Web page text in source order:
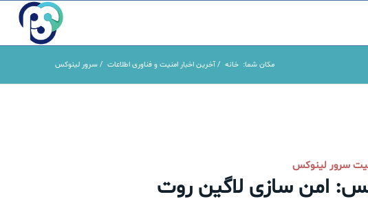
مکان شما: خانه / آخرین اخبار امنیت و فناوری اطلاعات / سرور لینوکس
سرور لینوکس
امن سازی لاگین روت